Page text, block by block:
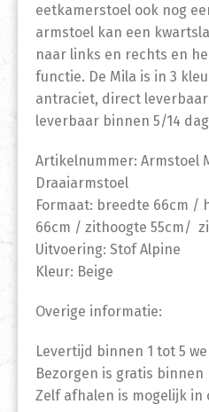
eetkamerstoel ook nog
armstoel kan een
naar links en rechts en
functie. De Mila is in 3
antraciet, direct
leverbaar binnen 5/14
Artikelnummer: Armstoel
Draaiarmstoel
Formaat: breedte 66cm /
66cm / zithoogte 55cm/
Uitvoering: Stof Alpine
Kleur: Beige
Overige informatie:
Levertijd binnen 1 tot 5
Bezorgen is gratis binnen
Zelf afhalen is mogelijk in